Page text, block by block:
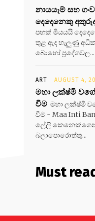
නායයෑම් සහ
දෙදෙනෙකු
පහක් මියයයි
තුළ ඇද හැලුණු
බොහෝ ප්‍රදේශවල...
ART AUGUST 4,
මහා ලක්ෂ්මි
වීම මහා ලක්ෂ්මි
වීම - Maa Inti
ලේලි
බලාපොරොත්තු...
Must